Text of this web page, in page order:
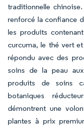
traditionnelle
renforcé la confiance
les produits
curcuma, le thé vert
répondu avec des
soins de la peau
produits de soins
botaniques
démontrent une
plantes à prix